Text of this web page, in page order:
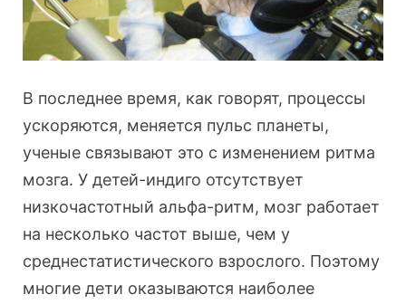
В последнее время, как говорят, процессы
ускоряются, меняется пульс планеты,
ученые связывают это с изменением ритма
мозга. У детей-индиго отсутствует
низкочастотный альфа-ритм, мозг работает
на несколько частот выше, чем у
среднестатистического взрослого. Поэтому
многие дети оказываются наиболее